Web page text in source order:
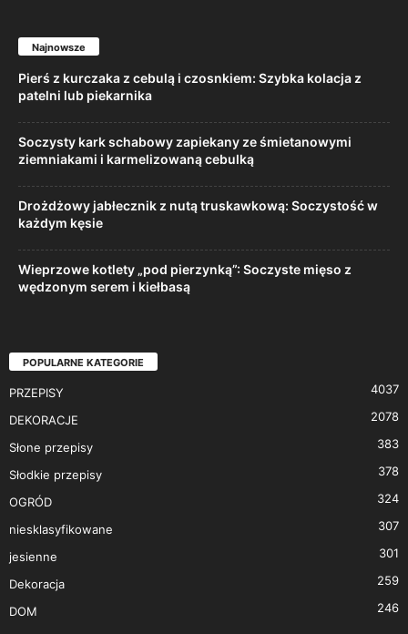
Najnowsze
Pierś z kurczaka z cebulą i czosnkiem: Szybka kolacja z
patelni lub piekarnika
Soczysty kark schabowy zapiekany ze śmietanowymi
ziemniakami i karmelizowaną cebulką
Drożdżowy jabłecznik z nutą truskawkową: Soczystość w
każdym kęsie
Wieprzowe kotlety „pod pierzynką”: Soczyste mięso z
wędzonym serem i kiełbasą
POPULARNE KATEGORIE
PRZEPISY 4037
DEKORACJE 2078
Słone przepisy 383
Słodkie przepisy 378
OGRÓD 324
niesklasyfikowane 307
jesienne 301
Dekoracja 259
DOM 246